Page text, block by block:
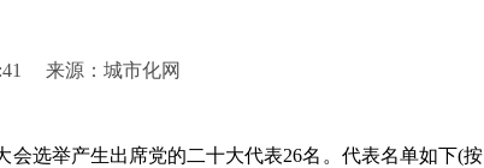
来源：城市化网
选举产生出席党的二十大代表26名。代表名单如下(按